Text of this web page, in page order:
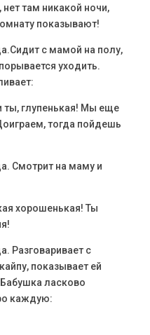
там никакой ночи,
показывают!
с мамой на полу,
уходить.
глупенькая! Мы еще
тогда пойдешь
Смотрит на маму и
хорошенькая! Ты
Разговаривает с
показывает ей
ласково
каждую: